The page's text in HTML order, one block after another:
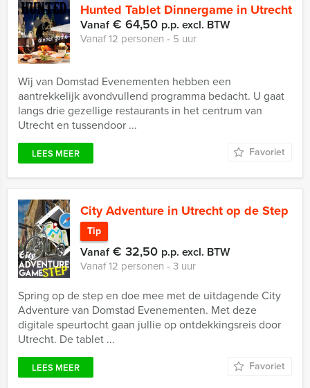
Hunted Tablet Dinnergame in Utrecht
Vanaf€ 64,50 p.p. excl. BTW
Vanaf 12 personen ‐ 5 uur
Wij van Domstad Evenementen hebben een
aantrekkelijk avondvullend programma bedacht. U gaat
langs drie gezellige restaurants in het centrum van
Utrecht en tussendoor ...
LEES MEER Favoriet
City Adventure in Utrecht op de Step
Tip
Vanaf€ 32,50 p.p. excl. BTW
Vanaf 12 personen ‐ 3 uur
Spring op de step en doe mee met de uitdagende City
Adventure van Domstad Evenementen. Met deze
digitale speurtocht gaan jullie op ontdekkingsreis door
Utrecht. De tablet ...
LEES MEER Favoriet